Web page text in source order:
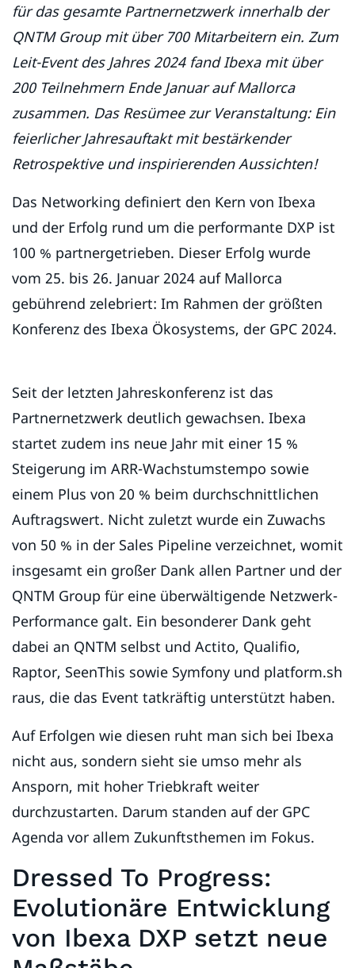
für das gesamte Partnernetzwerk innerhalb der
QNTM Group mit über 700 Mitarbeitern ein. Zum
Leit-Event des Jahres 2024 fand Ibexa mit über
200 Teilnehmern Ende Januar auf Mallorca
zusammen. Das Resümee zur Veranstaltung: Ein
feierlicher Jahresauftakt mit bestärkender
Retrospektive und inspirierenden Aussichten!
Das Networking definiert den Kern von Ibexa
und der Erfolg rund um die performante DXP ist
100 % partnergetrieben. Dieser Erfolg wurde
vom 25. bis 26. Januar 2024 auf Mallorca
gebührend zelebriert: Im Rahmen der größten
Konferenz des Ibexa Ökosystems, der GPC 2024.
Seit der letzten Jahreskonferenz ist das
Partnernetzwerk deutlich gewachsen. Ibexa
startet zudem ins neue Jahr mit einer 15 %
Steigerung im ARR-Wachstumstempo sowie
einem Plus von 20 % beim durchschnittlichen
Auftragswert. Nicht zuletzt wurde ein Zuwachs
von 50 % in der Sales Pipeline verzeichnet, womit
insgesamt ein großer Dank allen Partner und der
QNTM Group für eine überwältigende Netzwerk-
Performance galt. Ein besonderer Dank geht
dabei an QNTM selbst und Actito, Qualifio,
Raptor, SeenThis sowie Symfony und platform.sh
raus, die das Event tatkräftig unterstützt haben.
Auf Erfolgen wie diesen ruht man sich bei Ibexa
nicht aus, sondern sieht sie umso mehr als
Ansporn, mit hoher Triebkraft weiter
durchzustarten. Darum standen auf der GPC
Agenda vor allem Zukunftsthemen im Fokus.
Dressed To Progress:
Evolutionäre Entwicklung
von Ibexa DXP setzt neue